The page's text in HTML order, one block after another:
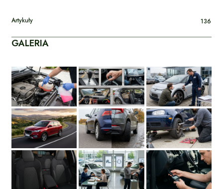
Artykuły 136
GALERIA